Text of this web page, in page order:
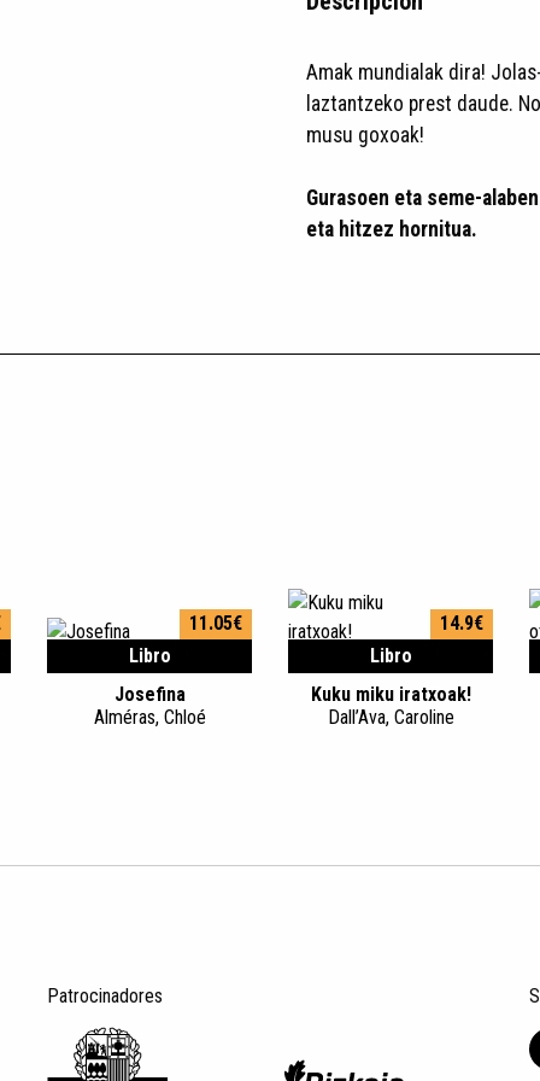
Amak mundialak dira!
laztantzeko prest daude.
musu goxoak!
Gurasoen eta seme-
eta hitzez hornitua.
Libro
11.05€
Josefina
Alméras, Chloé
Libro
14.9€
Kuku miku iratxoak!
Dall’Ava, Caroline
Patrocinadores